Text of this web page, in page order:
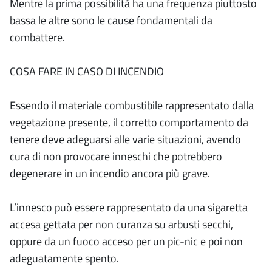
Mentre la prima possibilità ha una frequenza piuttosto
bassa le altre sono le cause fondamentali da
combattere.
COSA FARE IN CASO DI INCENDIO
Essendo il materiale combustibile rappresentato dalla
vegetazione presente, il corretto comportamento da
tenere deve adeguarsi alle varie situazioni, avendo
cura di non provocare inneschi che potrebbero
degenerare in un incendio ancora più grave.
L’innesco può essere rappresentato da una sigaretta
accesa gettata per non curanza su arbusti secchi,
oppure da un fuoco acceso per un pic-nic e poi non
adeguatamente spento.